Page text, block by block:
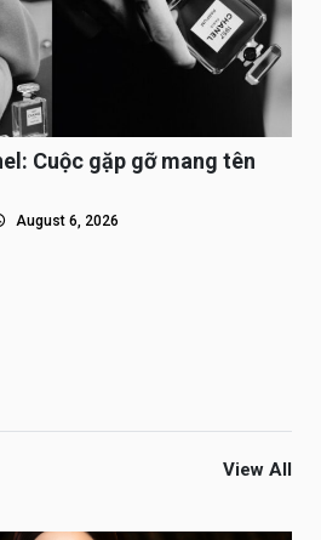
Cuộc gặp gỡ mang tên
August 6, 2026
View All